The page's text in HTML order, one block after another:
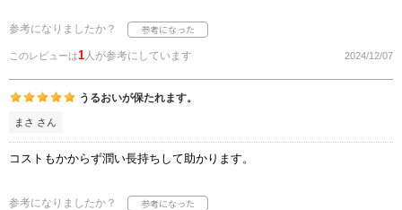
参考になりましたか？
このレビューは1 人が参考にしています 2024/12/07
うるおいが保たれます。
まさ さん
コストもかからず潤い長持ちして助かります。
参考になりましたか？